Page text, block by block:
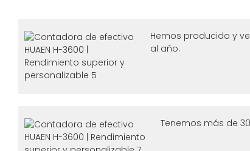
Hemos producido y
al año.
Tenemos más de